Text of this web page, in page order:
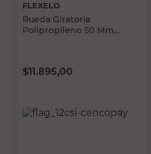
FLEXELO
Rueda Giratoria
Polipropileno 50 Mm
$11.895,00